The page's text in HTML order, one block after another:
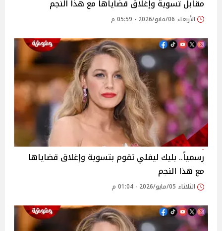
مقابل تسوية وإغلاق قضاياها مع هذا النجم
الأربعاء 06/مايو/2026 - 05:59 م
رسمياً.. بليك ليفلي تقوم بتسوية وإغلاق قضاياها
مع هذا النجم
الثلاثاء 05/مايو/2026 - 01:04 م